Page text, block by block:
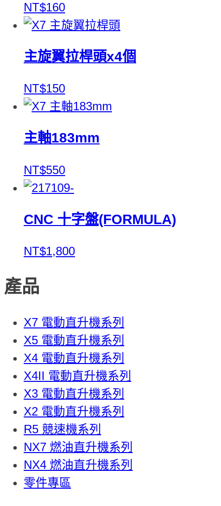
NT$160
主旋翼拉桿頭x4個
NT$150
主軸183mm
NT$550
CNC 十字盤(FORMULA)
NT$1,800
產品
X7 電動直升機系列
X5 電動直升機系列
X4 電動直升機系列
X4II 電動直升機系列
X3 電動直升機系列
X2 電動直升機系列
R5 競速機系列
NX7 燃油直升機系列
NX4 燃油直升機系列
零件專區